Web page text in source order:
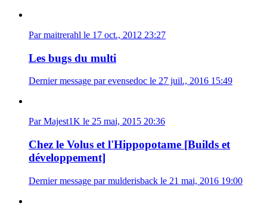
Par maitrerahl le 17 oct., 2012 23:27
Les bugs du multi
Dernier message par evensedoc le 27 juil., 2016 15:49
Par Majest1K le 25 mai, 2015 20:36
Chez le Volus et l'Hippopotame [Builds et
développement]
Dernier message par mulderisback le 21 mai, 2016 19:00